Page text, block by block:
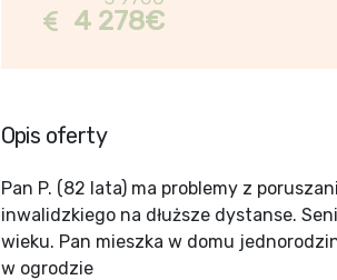
4 278€
Opis oferty
Pan P. (82 lata) ma problemy z
inwalidzkiego na dłuższe dystanse.
wieku. Pan mieszka w domu
w ogrodzie